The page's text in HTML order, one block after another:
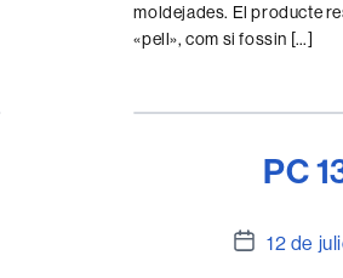
moldejades. El producte
«pell», com si fossin […]
PC
Data12 de